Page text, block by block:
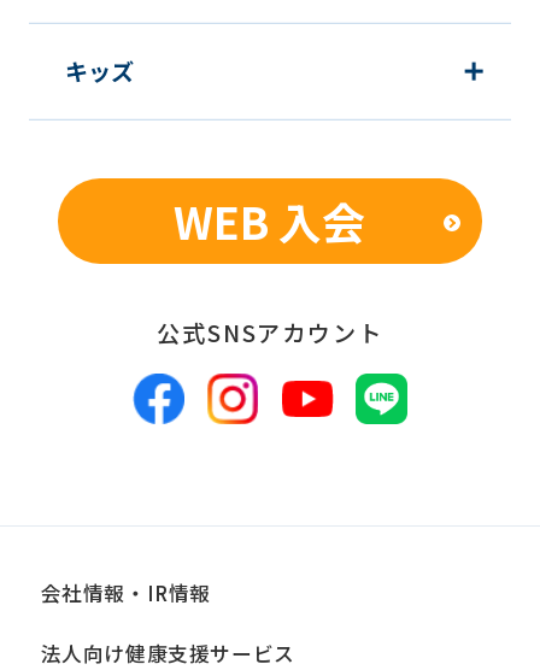
個人を特定できないよう加工したうえ
での統計的なデータの作成、活用、公
■個人情報の管理
報は、適切かつ慎重に管理し、漏洩、改
ざん、紛失等がないよう適正な管理に努
めます。当社において安全管理のために
講じている措置の内容については、本プ
■個人情報の開示
当社は、お客様からお預かりした個人情
キッズ
WEB 入会
公式SNSアカウント
会社情報・IR情報
法人向け健康支援サービス